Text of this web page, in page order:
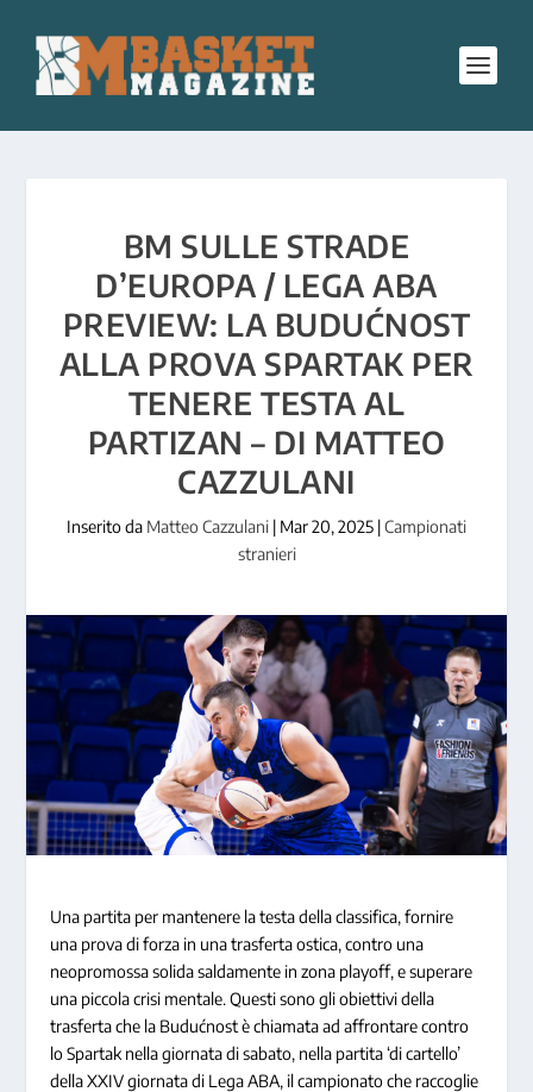
BM SULLE STRADE
D’EUROPA / LEGA ABA
PREVIEW: LA BUDUĆNOST
ALLA PROVA SPARTAK PER
TENERE TESTA AL
PARTIZAN – DI MATTEO
CAZZULANI
Inserito da Matteo Cazzulani | Mar 20, 2025 |Campionati
stranieri
Una partita per mantenere la testa della classifica, fornire
una prova di forza in una trasferta ostica, contro una
neopromossa solida saldamente in zona playoff, e superare
una piccola crisi mentale. Questi sono gli obiettivi della
trasferta che la Budućnost è chiamata ad affrontare contro
lo Spartak nella giornata di sabato, nella partita ‘di cartello’
della XXIV giornata di Lega ABA, il campionato che raccoglie